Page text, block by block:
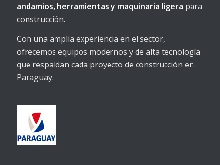
andamios, herramientas y maquinaria ligera para
construcción.
Con una amplia experiencia en el sector,
ofrecemos equipos modernos y de alta tecnología
que respaldan cada proyecto de construcción en
Paraguay.